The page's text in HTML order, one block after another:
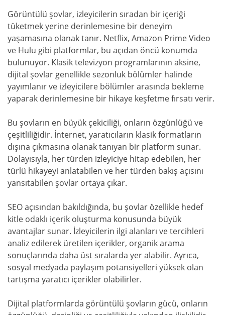
Görüntülü şovlar, izleyicilerin sıradan bir içeriği
tüketmek yerine derinlemesine bir deneyim
yaşamasına olanak tanır. Netflix, Amazon Prime Video
ve Hulu gibi platformlar, bu açıdan öncü konumda
bulunuyor. Klasik televizyon programlarının aksine,
dijital şovlar genellikle sezonluk bölümler halinde
yayımlanır ve izleyicilere bölümler arasında bekleme
yaparak derinlemesine bir hikaye keşfetme fırsatı verir.
Bu şovların en büyük çekiciliği, onların özgünlüğü ve
çeşitliliğidir. İnternet, yaratıcıların klasik formatların
dışına çıkmasına olanak tanıyan bir platform sunar.
Dolayısıyla, her türden izleyiciye hitap edebilen, her
türlü hikayeyi anlatabilen ve her türden bakış açısını
yansıtabilen şovlar ortaya çıkar.
SEO açısından bakıldığında, bu şovlar özellikle hedef
kitle odaklı içerik oluşturma konusunda büyük
avantajlar sunar. İzleyicilerin ilgi alanları ve tercihleri
analiz edilerek üretilen içerikler, organik arama
sonuçlarında daha üst sıralarda yer alabilir. Ayrıca,
sosyal medyada paylaşım potansiyelleri yüksek olan
tartışma yaratıcı içerikler olabilirler.
Dijital platformlarda görüntülü şovların gücü, onların